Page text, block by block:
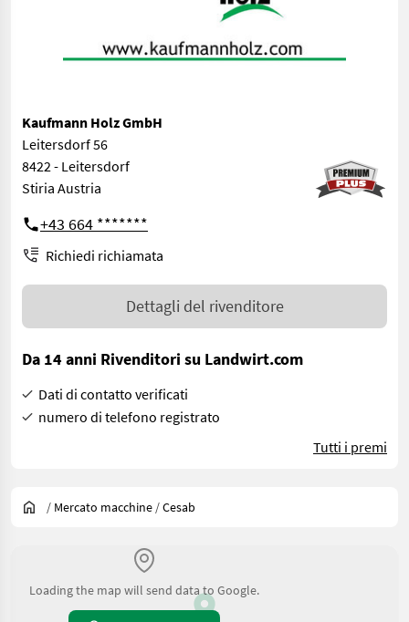
Kaufmann Holz GmbH
Leitersdorf 56
8422 - Leitersdorf
Stiria Austria
+43 664 *******
Richiedi richiamata
Dettagli del rivenditore
Da 14 anni Rivenditori su Landwirt.com
Dati di contatto verificati
numero di telefono registrato
Tutti i premi
/ Mercato macchine /Cesab
Loading the map will send data to Google.